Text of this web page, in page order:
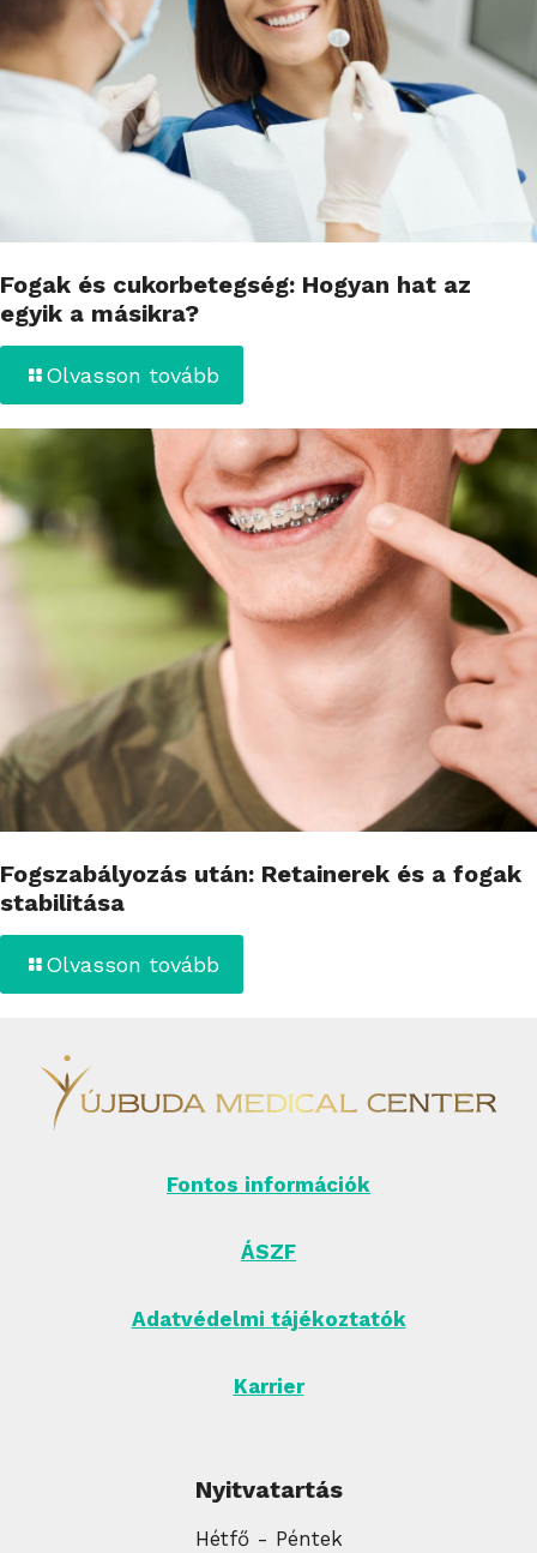
Fogak és cukorbetegség: Hogyan hat az
egyik a másikra?
Olvasson tovább
Fogszabályozás után: Retainerek és a fogak
stabilitása
Olvasson tovább
Fontos információk
ÁSZF
Adatvédelmi tájékoztatók
Karrier
Nyitvatartás
Hétfő - Péntek